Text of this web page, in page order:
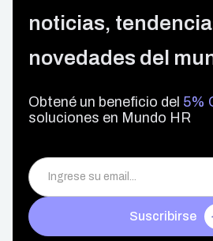
noticias,
novedades del
Obtené un beneficio del 5%
soluciones en Mundo HR
Suscribirse